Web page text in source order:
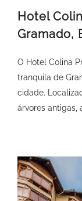
Hotel
Gramado,
O Hotel Colina
tranquila de
cidade.
árvores antigas,